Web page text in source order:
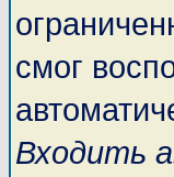
смог
Входить